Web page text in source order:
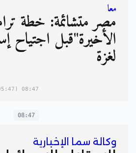
معا
مصر متشائمة: خطة
الأخيرة"قبل اجتياح
لغزة
08:47
(05:47 in your timezone)
08:47
وكالة سما الإخبارية